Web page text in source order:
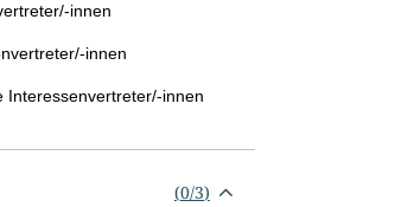
innen
innen
Interessenvertreter/-innen
(0/3)